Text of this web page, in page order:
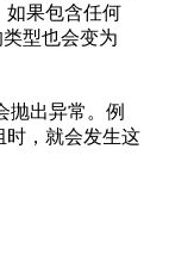
如果包含任何
型也会变为
抛出异常。例
时，就会发生这